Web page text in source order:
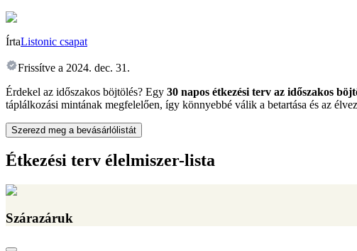
ÍrtaListonic csapat
Frissítve a 2024. dec. 31.
Érdekel az időszakos böjtölés? Egy 30 napos étkezési terv az időszakos
táplálkozási mintának megfelelően, így könnyebbé válik a betartása és az
Szerezd meg a bevásárlólistát
Étkezési terv élelmiszer-lista
Szárazáruk